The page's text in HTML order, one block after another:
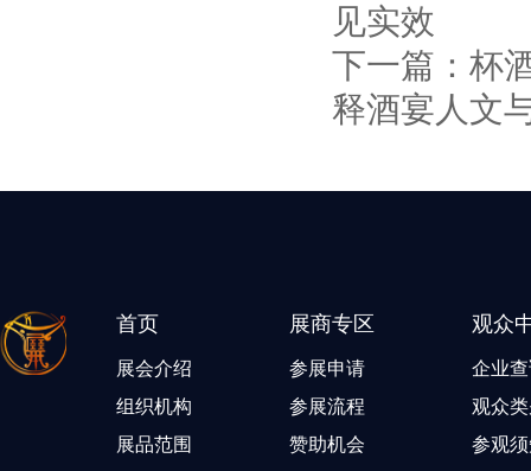
见实效
下一篇： 杯
释酒宴人文
首页
展会介绍
组织机构
展品范围
展商专区
参展申请
参展流程
赞助机会
观众
企业
观众
参观